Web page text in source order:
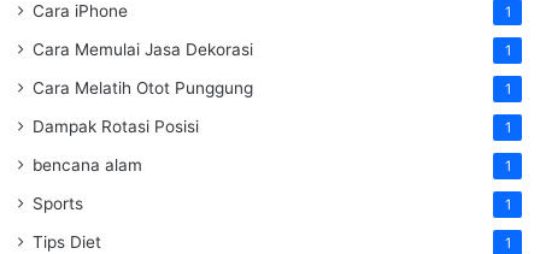
Cara iPhone 1
Cara Memulai Jasa Dekorasi 1
Cara Melatih Otot Punggung 1
Dampak Rotasi Posisi 1
bencana alam 1
Sports 1
Tips Diet 1